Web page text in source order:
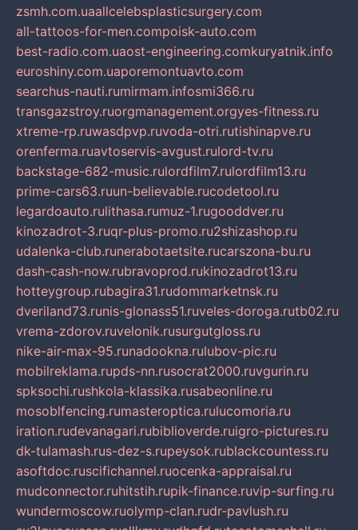
zsmh.com.uaallcelebsplasticsurgery.com
all-tattoos-for-men.compoisk-auto.com
best-radio.com.uaost-engineering.comkuryatnik.info
euroshiny.com.uaporemontuavto.com
searchus-nauti.rumirmam.infosmi366.ru
transgazstroy.ruorgmanagement.orgyes-fitness.ru
xtreme-rp.ruwasdpvp.ruvoda-otri.rutishinapve.ru
orenferma.ruavtoservis-avgust.rulord-tv.ru
backstage-682-music.rulordfilm7.rulordfilm13.ru
prime-cars63.ruun-believable.rucodetool.ru
legardoauto.rulithasa.rumuz-1.rugooddver.ru
kinozadrot-3.ruqr-plus-promo.ru2shizashop.ru
udalenka-club.runerabotaetsite.rucarszona-bu.ru
dash-cash-now.rubravoprod.rukinozadrot13.ru
hotteygroup.rubagira31.rudommarketnsk.ru
dveriland73.runis-glonass51.ruveles-doroga.rutb02.ru
vrema-zdorov.ruvelonik.rusurgutgloss.ru
nike-air-max-95.runadookna.rulubov-pic.ru
mobilreklama.rupds-nn.rusocrat2000.ruvgurin.ru
spksochi.rushkola-klassika.rusabeonline.ru
mosoblfencing.rumasteroptica.rulucomoria.ru
iration.rudevanagari.rubiblioverde.ruigro-pictures.ru
dk-tulamash.rus-dez-s.rupeysok.rublackcountess.ru
asoftdoc.ruscifichannel.ruocenka-appraisal.ru
mudconnector.ruhitstih.rupik-finance.ruvip-surfing.ru
wundermoscow.ruolymp-clan.rudr-pavlush.ru